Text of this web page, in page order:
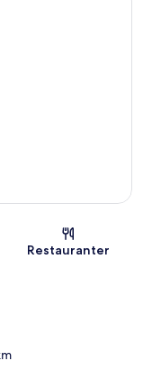
Restauranter